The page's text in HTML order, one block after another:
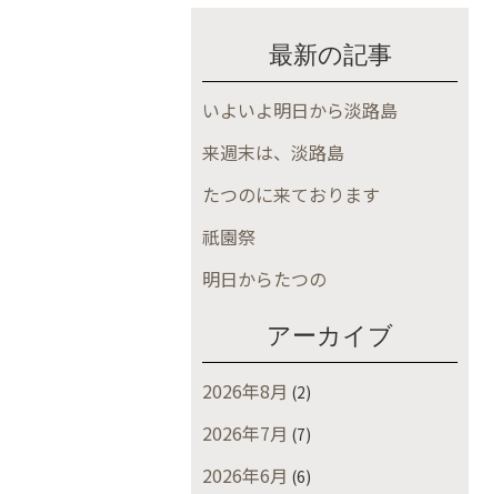
最新の記事
いよいよ明日から淡路島
来週末は、淡路島
たつのに来ております
祇園祭
明日からたつの
アーカイブ
2026年8月 (2)
2026年7月 (7)
2026年6月 (6)